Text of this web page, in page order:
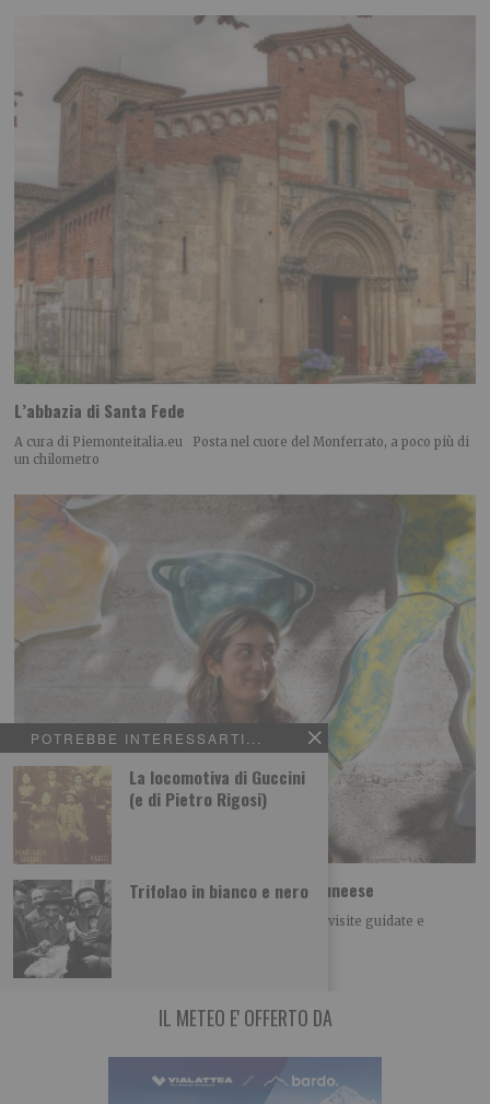
POTREBBE INTERESSARTI...
La locomotiva di Guccini
(e di Pietro Rigosi)
Trifolao in bianco e nero
L’abbazia di Santa Fede
A cura di Piemonteitalia.eu Posta nel cuore del Monferrato, a poco più di
un chilometro
Opere Vive. Percorsi di arte pubblica del cuneese
Sabato 8 agosto a Limone Piemonte dalle ore 16 visite guidate e
laboratorio creativo
IL METEO E' OFFERTO DA